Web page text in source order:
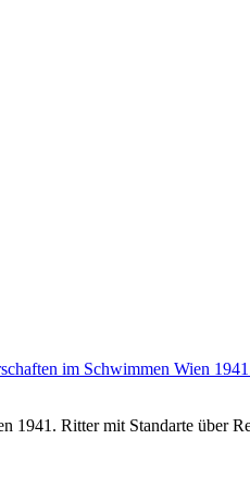
1941. Ritter mit Standarte über